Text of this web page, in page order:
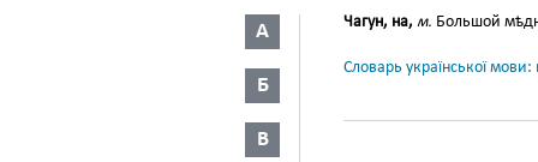
А
Б
В
Чагун, на, м. Большой
Словарь української